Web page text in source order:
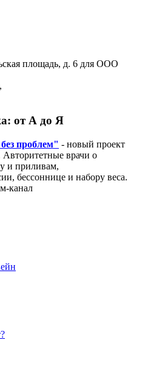
площадь, д. 6 для ООО
,
от А до Я
проблем" - новый проект
Авторитетные врачи о
и приливам,
бессоннице и набору веса.
канал